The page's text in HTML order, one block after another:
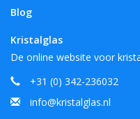
Blog
Kristalglas
De online website voor
+31 (0) 342-236032
info@kristalglas.nl